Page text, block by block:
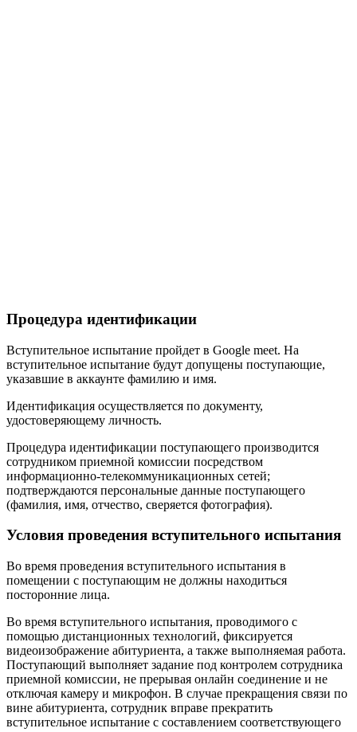
Процедура идентификации
Вступительное испытание пройдет в Google meet. На
вступительное испытание будут допущены поступающие,
указавшие в аккаунте фамилию и имя.
Идентификация осуществляется по документу,
удостоверяющему личность.
Процедура идентификации поступающего производится
сотрудником приемной комиссии посредством
информационно-телекоммуникационных сетей;
подтверждаются персональные данные поступающего
(фамилия, имя, отчество, сверяется фотография).
Условия проведения вступительного испытания
Во время проведения вступительного испытания в
помещении с поступающим не должны находиться
посторонние лица.
Во время вступительного испытания, проводимого с
помощью дистанционных технологий, фиксируется
видеоизображение абитуриента, а также выполняемая работа.
Поступающий выполняет задание под контролем сотрудника
приемной комиссии, не прерывая онлайн соединение и не
отключая камеру и микрофон. В случае прекращения связи по
вине абитуриента, сотрудник вправе прекратить
вступительное испытание с составлением соответствующего